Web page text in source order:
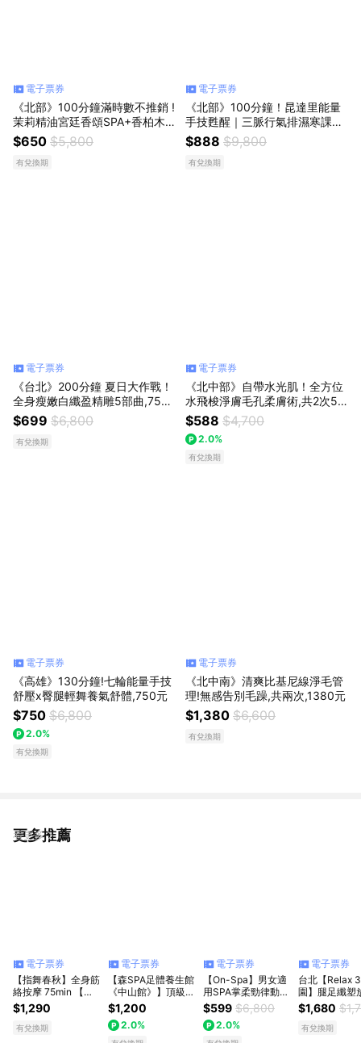
電子票券
《北部》100分鐘滿時數不推銷 !
茉莉精油宮廷香頌SPA+香柏木
纖體瘦身,$650起
$650 $5,800
有兌換期
電子票券
《北部》100分鐘！昆達里能量
手技甦醒｜三脈行氣排濕寒課程,
888元
$888 $9,800
有兌換期
電子票券
《台北》200分鐘 夏日大作戰！
全身瘦嫩白纖盈精雕5部曲,750
元
$699 $6,800
有兌換期
電子票券
《北中部》自帶水光肌！全方位
水飛梭淨膚毛孔柔膚術,共2次58
8元
$588 $4,700
2.0%
有兌換期
電子票券
《高雄》130分鐘!七輪能量手技
舒壓x臀腿輕舞養氣舒體,750元
$750 $6,800
2.0%
有兌換期
電子票券
《北中南》清爽比基尼線淨毛管
理!無感告別毛躁,共兩次,1380元
$1,380 $6,600
有兌換期
更多推薦
看更多
電子票券
【指舞春秋】全身筋
絡按摩 75min 【需
提前預約】｜生日快
樂
$1,290
有兌換期
電子票券
【森SPA足體養生館
《中山館》】頂級薰
衣草全身精油按摩
60 min 享樂券
$1,200
2.0%
電子票券
【On-Spa】男女適
用SPA掌柔勁律動釋
壓按摩+V臉緊緻嫩
膚80分鐘599元(北
中南)
$599 $6,800
2.0%
電子票券
台北【Relax
園】腿足纖塑
(70min)+花茶
(限週一~週五
$1,680
有兌換期